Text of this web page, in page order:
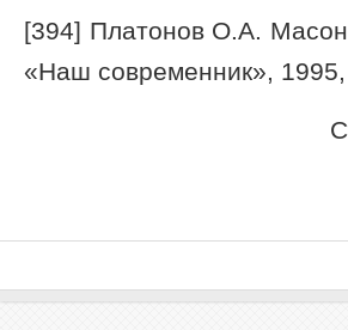
[394] Платонов О.А.
«Наш современник»,